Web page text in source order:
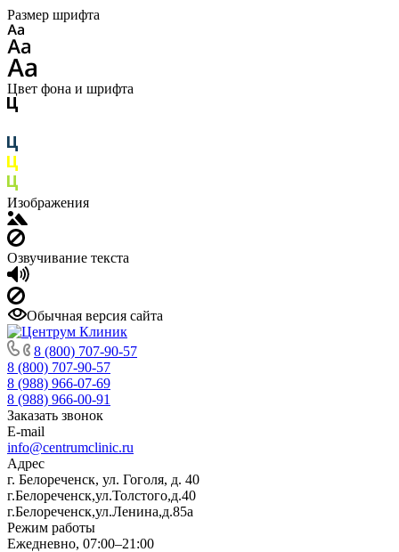
Размер шрифта
Цвет фона и шрифта
Изображения
Озвучивание текста
Обычная версия сайта
8 (800) 707-90-57
8 (800) 707-90-57
8 (988) 966-07-69
8 (988) 966-00-91
Заказать звонок
E-mail
info@centrumclinic.ru
Адрес
г. Белореченск, ул. Гоголя, д. 40
г.Белореченск,ул.Толстого,д.40
г.Белореченск,ул.Ленина,д.85а
Режим работы
Ежедневно, 07:00–21:00